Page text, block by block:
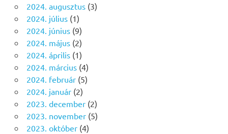
2024. augusztus(3)
2024. július(1)
2024. június(9)
2024. május(2)
2024. április(1)
2024. március(4)
2024. február(5)
2024. január(2)
2023. december(2)
2023. november(5)
2023. október(4)